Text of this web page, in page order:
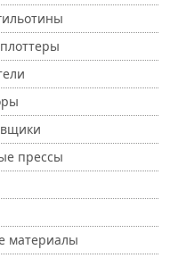
прессы
материалы